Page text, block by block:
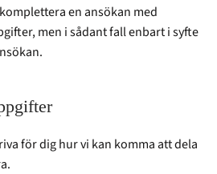
en ansökan med
men i sådant fall enbart i syfte
för dig hur vi kan komma att dela